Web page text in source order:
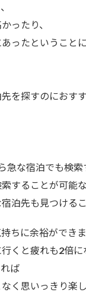
ったり、
ったということ
を探すのにおす
急な宿泊でも検
することが可能
泊先も見つける
ちに余裕ができ
くと疲れも2倍に
ば
く思いっきり楽